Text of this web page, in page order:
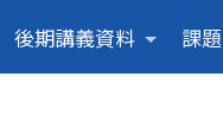
後期講義資料 課題